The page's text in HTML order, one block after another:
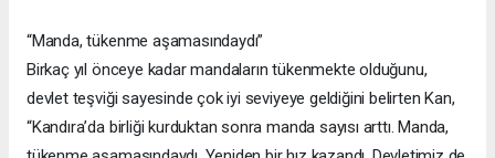
“Manda, tükenme aşamasındaydı”
Birkaç yıl önceye kadar mandaların tükenmekte olduğunu,
devlet teşviği sayesinde çok iyi seviyeye geldiğini belirten Kan,
“Kandıra’da birliği kurduktan sonra manda sayısı arttı. Manda,